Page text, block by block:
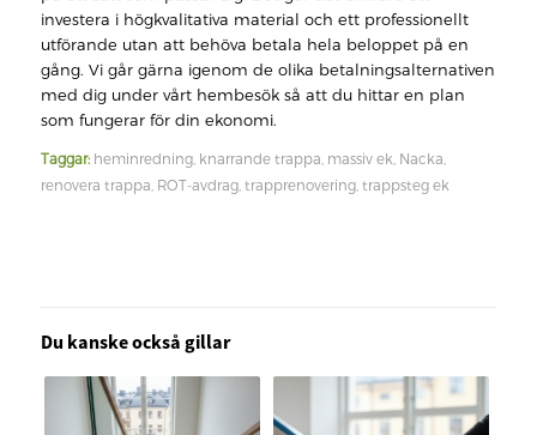
investera i högkvalitativa material och ett professionellt
utförande utan att behöva betala hela beloppet på en
gång. Vi går gärna igenom de olika betalningsalternativen
med dig under vårt hembesök så att du hittar en plan
som fungerar för din ekonomi.
Taggar: heminredning, knarrande trappa, massiv ek, Nacka,
renovera trappa, ROT-avdrag, trapprenovering, trappsteg ek
Du kanske också gillar